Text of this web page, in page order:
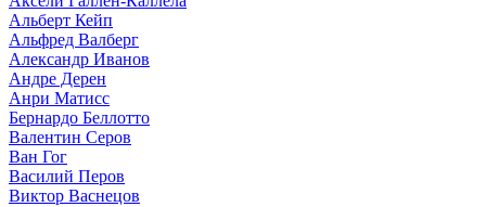
Альберт Кейп
Альфред Валберг
Александр Иванов
Андре Дерен
Анри Матисс
Бернардо Беллотто
Валентин Серов
Ван Гог
Василий Перов
Виктор Васнецов